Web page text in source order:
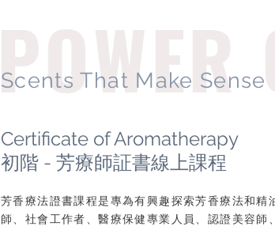
POWER
Scents That Make Sense
Certificate of Aromatherapy
初階 - 芳療師証書線上課程
芳香療法證書課程是專為有興趣探索芳香療法和
師、社會工作者、醫療保健專業人員、認證美容